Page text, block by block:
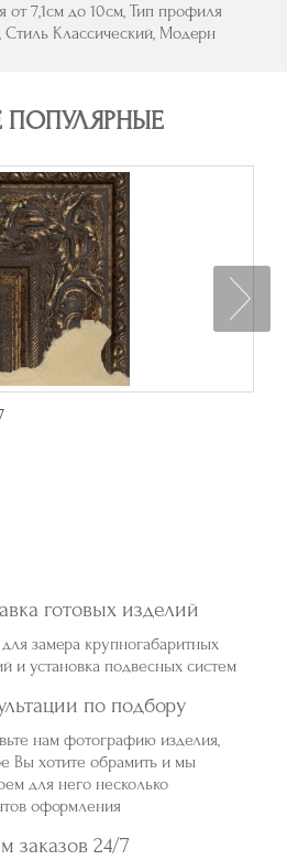
7,1см до 10см, Тип профиля
Стиль Классический, Модерн
готовых изделий
замера крупногабаритных
и установка подвесных систем
по подбору
нам фотографию изделия,
Вы хотите обрамить и мы
для него несколько
оформления
заказов 24/7